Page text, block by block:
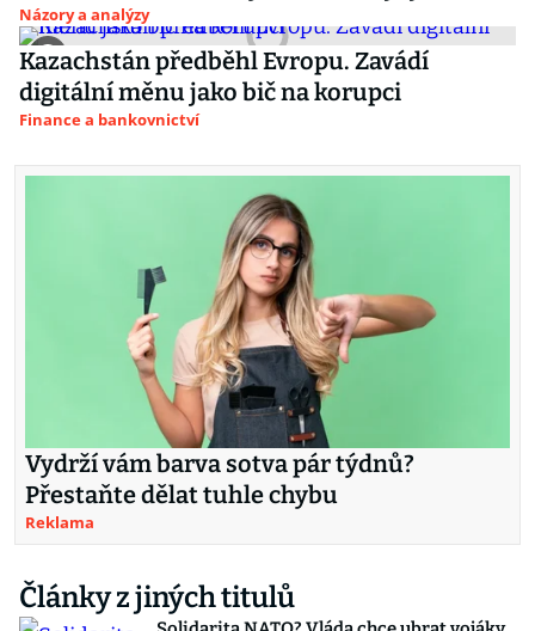
Názory a analýzy
Kazachstán předběhl Evropu. Zavádí
digitální měnu jako bič na korupci
Finance a bankovnictví
Vydrží vám barva sotva pár týdnů?
Přestaňte dělat tuhle chybu
Reklama
Články z jiných titulů